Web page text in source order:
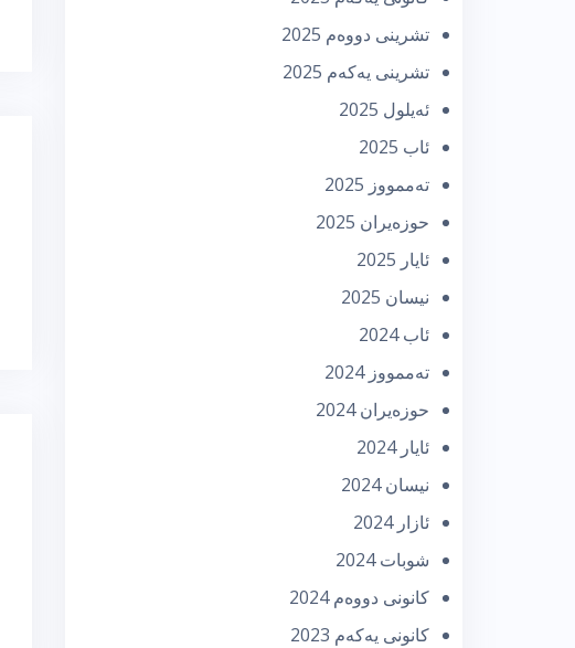
تشرینی دووه‌م 2025
تشرینی یه‌كه‌م 2025
ئه‌یلول 2025
ئاب 2025
تەممووز 2025
حوزه‌یران 2025
ئایار 2025
نیسان 2025
ئاب 2024
تەممووز 2024
حوزه‌یران 2024
ئایار 2024
نیسان 2024
ئازار 2024
شوبات 2024
كانونی دووه‌م 2024
كانونی یه‌كه‌م 2023